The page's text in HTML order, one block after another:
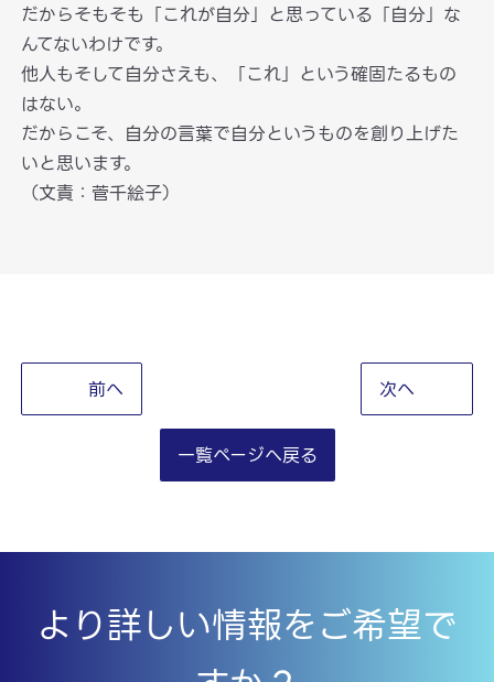
だからそもそも「これが自分」と思っている「自分」な
んてないわけです。
他人もそして自分さえも、「これ」という確固たるもの
はない。
だからこそ、自分の言葉で自分というものを創り上げた
いと思います。
（文責：菅千絵子）
前へ
一覧ページへ戻る
次へ
より詳しい情報をご希望で